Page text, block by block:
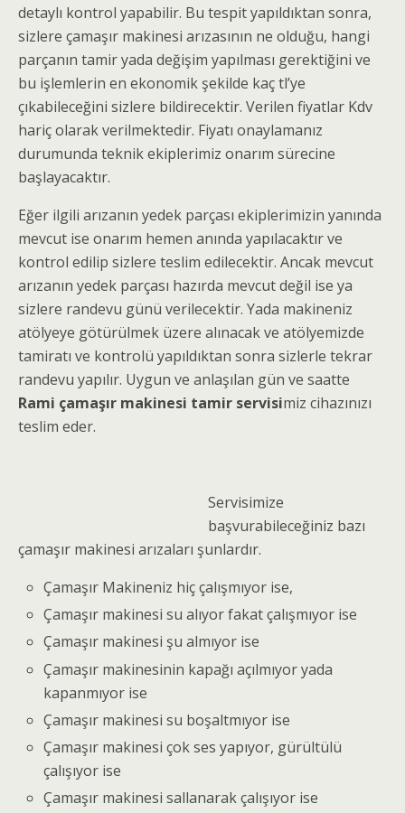
detaylı kontrol yapabilir. Bu tespit yapıldıktan sonra,
sizlere çamaşır makinesi arızasının ne olduğu, hangi
parçanın tamir yada değişim yapılması gerektiğini ve
bu işlemlerin en ekonomik şekilde kaç tl’ye
çıkabileceğini sizlere bildirecektir. Verilen fiyatlar Kdv
hariç olarak verilmektedir. Fiyatı onaylamanız
durumunda teknik ekiplerimiz onarım sürecine
başlayacaktır.
Eğer ilgili arızanın yedek parçası ekiplerimizin yanında
mevcut ise onarım hemen anında yapılacaktır ve
kontrol edilip sizlere teslim edilecektir. Ancak mevcut
arızanın yedek parçası hazırda mevcut değil ise ya
sizlere randevu günü verilecektir. Yada makineniz
atölyeye götürülmek üzere alınacak ve atölyemizde
tamiratı ve kontrolü yapıldıktan sonra sizlerle tekrar
randevu yapılır. Uygun ve anlaşılan gün ve saatte
Rami çamaşır makinesi tamir servisimiz cihazınızı
teslim eder.
Servisimize
başvurabileceğiniz bazı
çamaşır makinesi arızaları şunlardır.
Çamaşır Makineniz hiç çalışmıyor ise,
Çamaşır makinesi su alıyor fakat çalışmıyor ise
Çamaşır makinesi şu almıyor ise
Çamaşır makinesinin kapağı açılmıyor yada
kapanmıyor ise
Çamaşır makinesi su boşaltmıyor ise
Çamaşır makinesi çok ses yapıyor, gürültülü
çalışıyor ise
Çamaşır makinesi sallanarak çalışıyor ise